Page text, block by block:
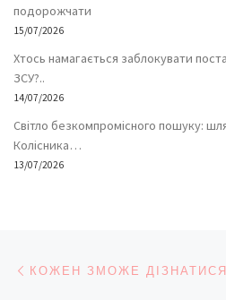
подорожчати
15/07/2026
Хтось намагається заблокувати
ЗСУ?..
14/07/2026
Світло безкомпромісного пошуку:
Колісника…
13/07/2026
Навігація записів